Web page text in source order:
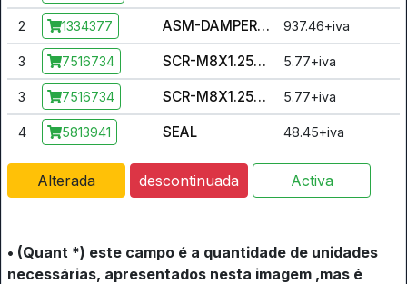
2 1334377 ASM-DAMPER,SPRING,ATV 937.46+iva
3 7516734 SCR-M8X1.25X25-HX/FL-Y/D 5.77+iva
3 7516734 SCR-M8X1.25X25-HX/FL-Y/D 5.77+iva
4 5813941 SEAL 48.45+iva
Alterada descontinuada Activa
• (Quant *) este campo é a quantidade de unidades
necessárias, apresentados nesta imagem ,mas é